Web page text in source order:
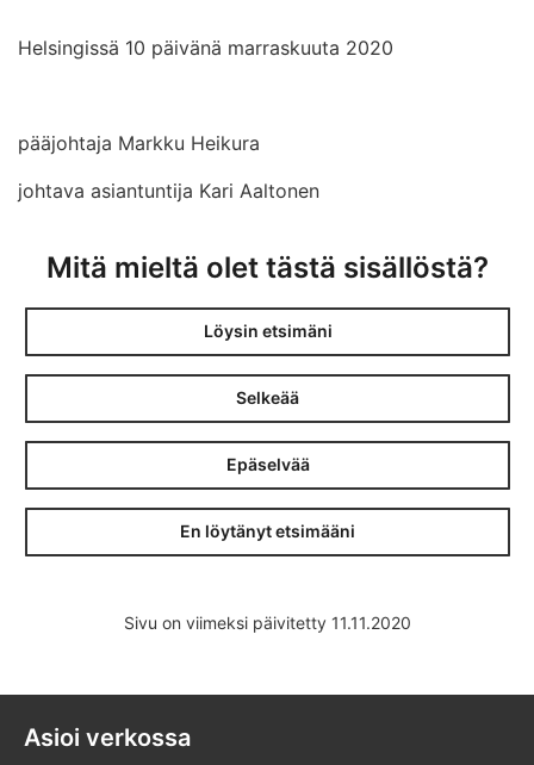
Helsingissä 10 päivänä marraskuuta 2020
pääjohtaja Markku Heikura
johtava asiantuntija Kari Aaltonen
Mitä mieltä olet tästä sisällöstä?
Löysin etsimäni
Selkeää
Epäselvää
En löytänyt etsimääni
Sivu on viimeksi päivitetty 11.11.2020
Asioi verkossa